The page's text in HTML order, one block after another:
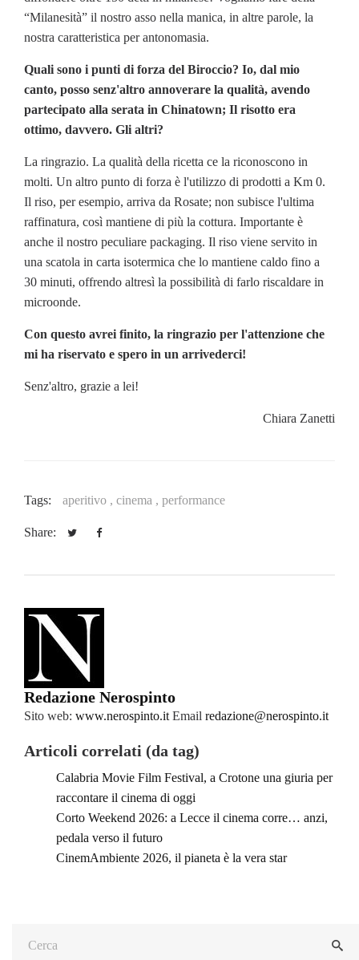
“Milanesità” il nostro asso nella manica, in altre parole, la
nostra caratteristica per antonomasia.
Quali sono i punti di forza del Biroccio? Io, dal mio
canto, posso senz'altro annoverare la qualità, avendo
partecipato alla serata in Chinatown; Il risotto era
ottimo, davvero. Gli altri?
La ringrazio. La qualità della ricetta ce la riconoscono in
molti. Un altro punto di forza è l'utilizzo di prodotti a Km 0.
Il riso, per esempio, arriva da Rosate; non subisce l'ultima
raffinatura, così mantiene di più la cottura. Importante è
anche il nostro peculiare packaging. Il riso viene servito in
una scatola in carta isotermica che lo mantiene caldo fino a
30 minuti, offrendo altresì la possibilità di farlo riscaldare in
microonde.
Con questo avrei finito, la ringrazio per l'attenzione che
mi ha riservato e spero in un arrivederci!
Senz'altro, grazie a lei!
Chiara Zanetti
Tags: aperitivo , cinema , performance
Share:
Redazione Nerospinto
Sito web: www.nerospinto.it Email redazione@nerospinto.it
Articoli correlati (da tag)
Calabria Movie Film Festival, a Crotone una giuria per
raccontare il cinema di oggi
Corto Weekend 2026: a Lecce il cinema corre… anzi,
pedala verso il futuro
CinemAmbiente 2026, il pianeta è la vera star